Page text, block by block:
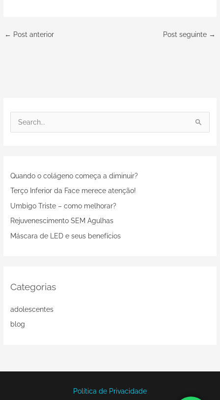
← Post anterior Post seguinte →
u
i
s
a
:
Quando o colágeno começa a diminuir?
Terço Inferior da Face merece atenção!
Umbigo Triste – como melhorar?
Rejuvenescimento SEM Agulhas
Máscara de LED e seus benefícios
Categorias
adolescentes
blog
Política de Privacidade